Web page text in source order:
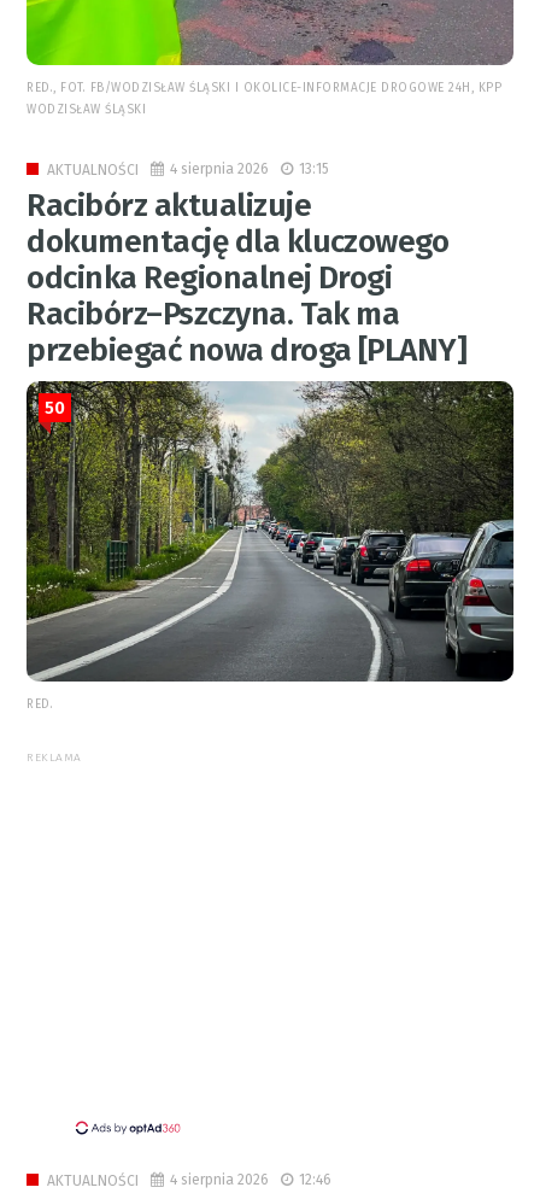
RED., FOT. FB/WODZISŁAW ŚLĄSKI I OKOLICE-INFORMACJE DROGOWE 24H, KPP
WODZISŁAW ŚLĄSKI
AKTUALNOŚCI 4 sierpnia 2026 13:15
Racibórz aktualizuje
dokumentację dla kluczowego
odcinka Regionalnej Drogi
Racibórz–Pszczyna. Tak ma
przebiegać nowa droga [PLANY]
50
RED.
REKLAMA
AKTUALNOŚCI 4 sierpnia 2026 12:46